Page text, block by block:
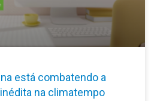
está combatendo a
na climatempo